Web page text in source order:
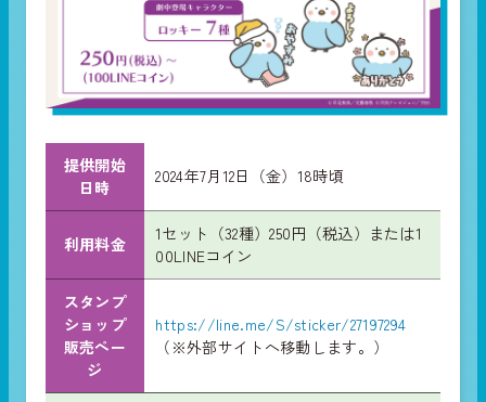
提供開始
日時
2024年7月12日（金）18時頃
利用料金
1セット（32種）250円（税込）または1
00LINEコイン
スタンプ
ショップ
販売ペー
ジ
https://line.me/S/sticker/27197294
（※外部サイトへ移動します。）